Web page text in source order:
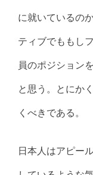
に就いているの
ティブでももし
員のポジション
と思う。とにか
くべきである。
日本人はアピー